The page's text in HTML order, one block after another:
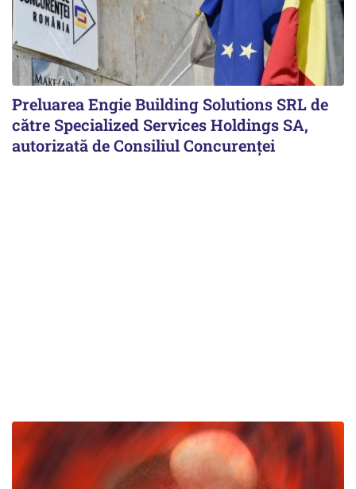
Preluarea Engie Building Solutions SRL de
către Specialized Services Holdings SA,
autorizată de Consiliul Concurenţei